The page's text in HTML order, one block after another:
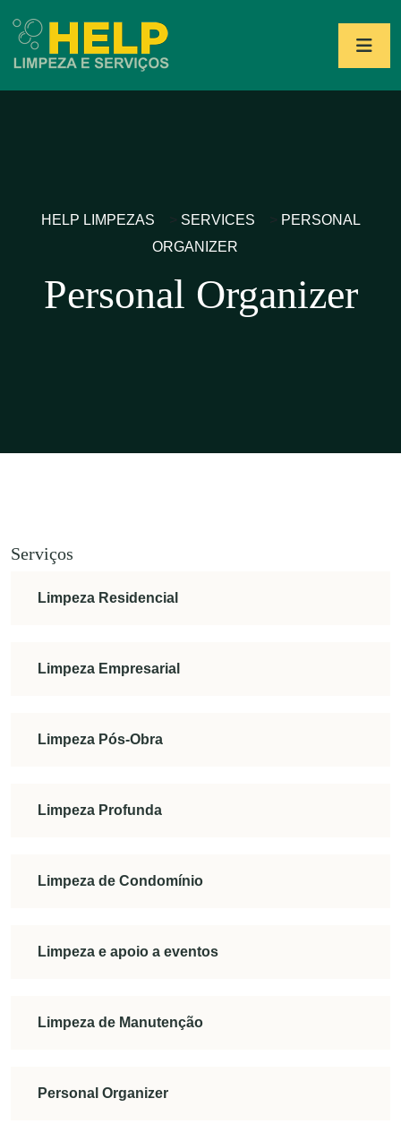
HELP LIMPEZAS > SERVICES > PERSONAL
ORGANIZER
Personal Organizer
Serviços
Limpeza Residencial
Limpeza Empresarial
Limpeza Pós-Obra
Limpeza Profunda
Limpeza de Condomínio
Limpeza e apoio a eventos
Limpeza de Manutenção
Personal Organizer